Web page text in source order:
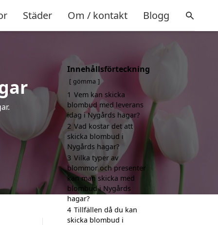
Städer Om / kontakt Blogg
Innehållsförteckning
gömma
1 Vem kan skicka
blombud med leverans
idag i Nygårds hagar?
2 Vad kostar det att
skicka blombud i
Nygårds hagar?
3 Vilka typer av
blommor och presenter
kan man skicka med
blombud i Nygårds
hagar?
4 Tillfällen då du kan
skicka blombud i